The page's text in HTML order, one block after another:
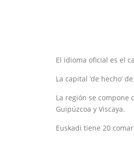
El idioma oficial es el
La capital ‘de hecho’
La región se compone
Guipúzcoa y Viscaya.
Euskadi tiene 20